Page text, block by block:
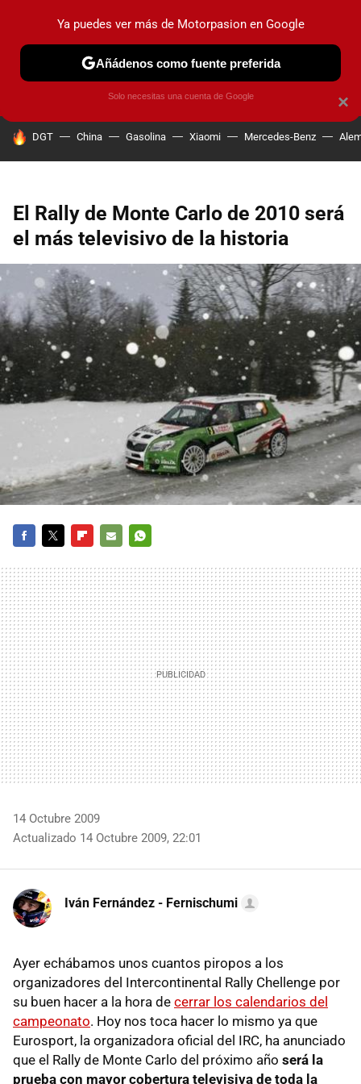
PRUEBAS COCHES ELÉCTRICOS OBSERVATORIO
HOY SE HABLA DE
DGT China Gasolina Xiaomi Mercedes-Benz
El Rally de Monte Carlo de 2010 será
el más televisivo de la historia
MAIL
14 Octubre 2009
Actualizado 14 Octubre 2009, 22:01
Iván Fernández - Fernischumi
Ayer echábamos unos cuantos piropos a los
organizadores del Intercontinental Rally Chellenge por
su buen hacer a la hora de cerrar los calendarios del
campeonato. Hoy nos toca hacer lo mismo ya que
Eurosport, la organizadora oficial del IRC, ha anunciado
que el Rally de Monte Carlo del próximo año será la
prueba con mayor cobertura televisiva de toda la
×
Ya puedes ver más de Motorpasion en Google
Añádenos como fuente preferida
Solo necesitas una cuenta de Google